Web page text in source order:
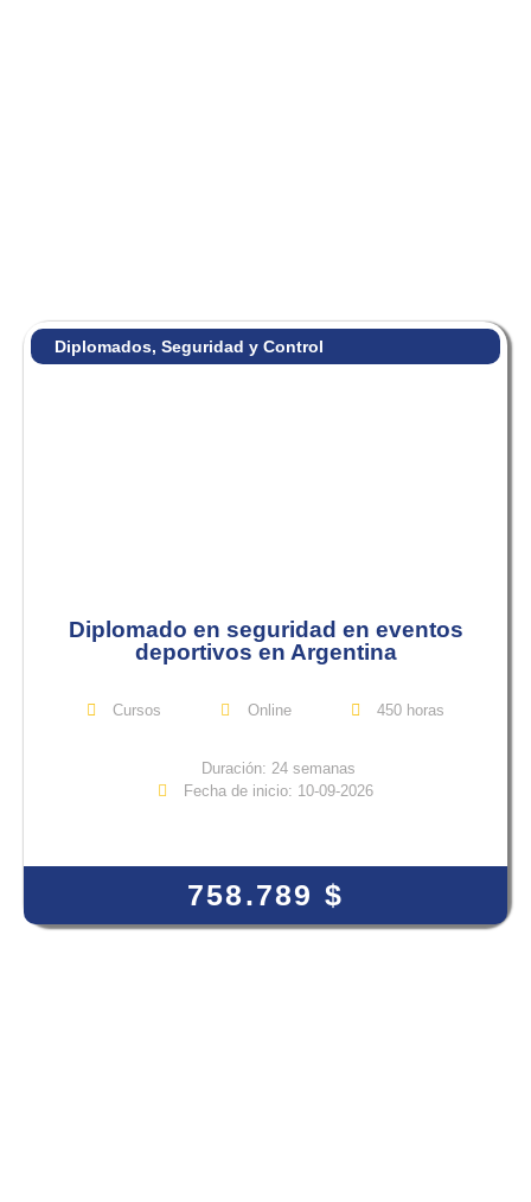
Diplomados,Seguridad y Control
Diplomado en seguridad en eventos
deportivos en Argentina
Cursos Online 450 horas
Duración: 24 semanas
Fecha de inicio: 10-09-2026
758.789 $